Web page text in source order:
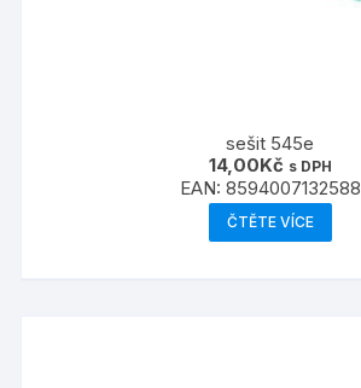
sešit 545e
14,00Kč s DPH
EAN: 8594007132588
ČTĚTE VÍCE